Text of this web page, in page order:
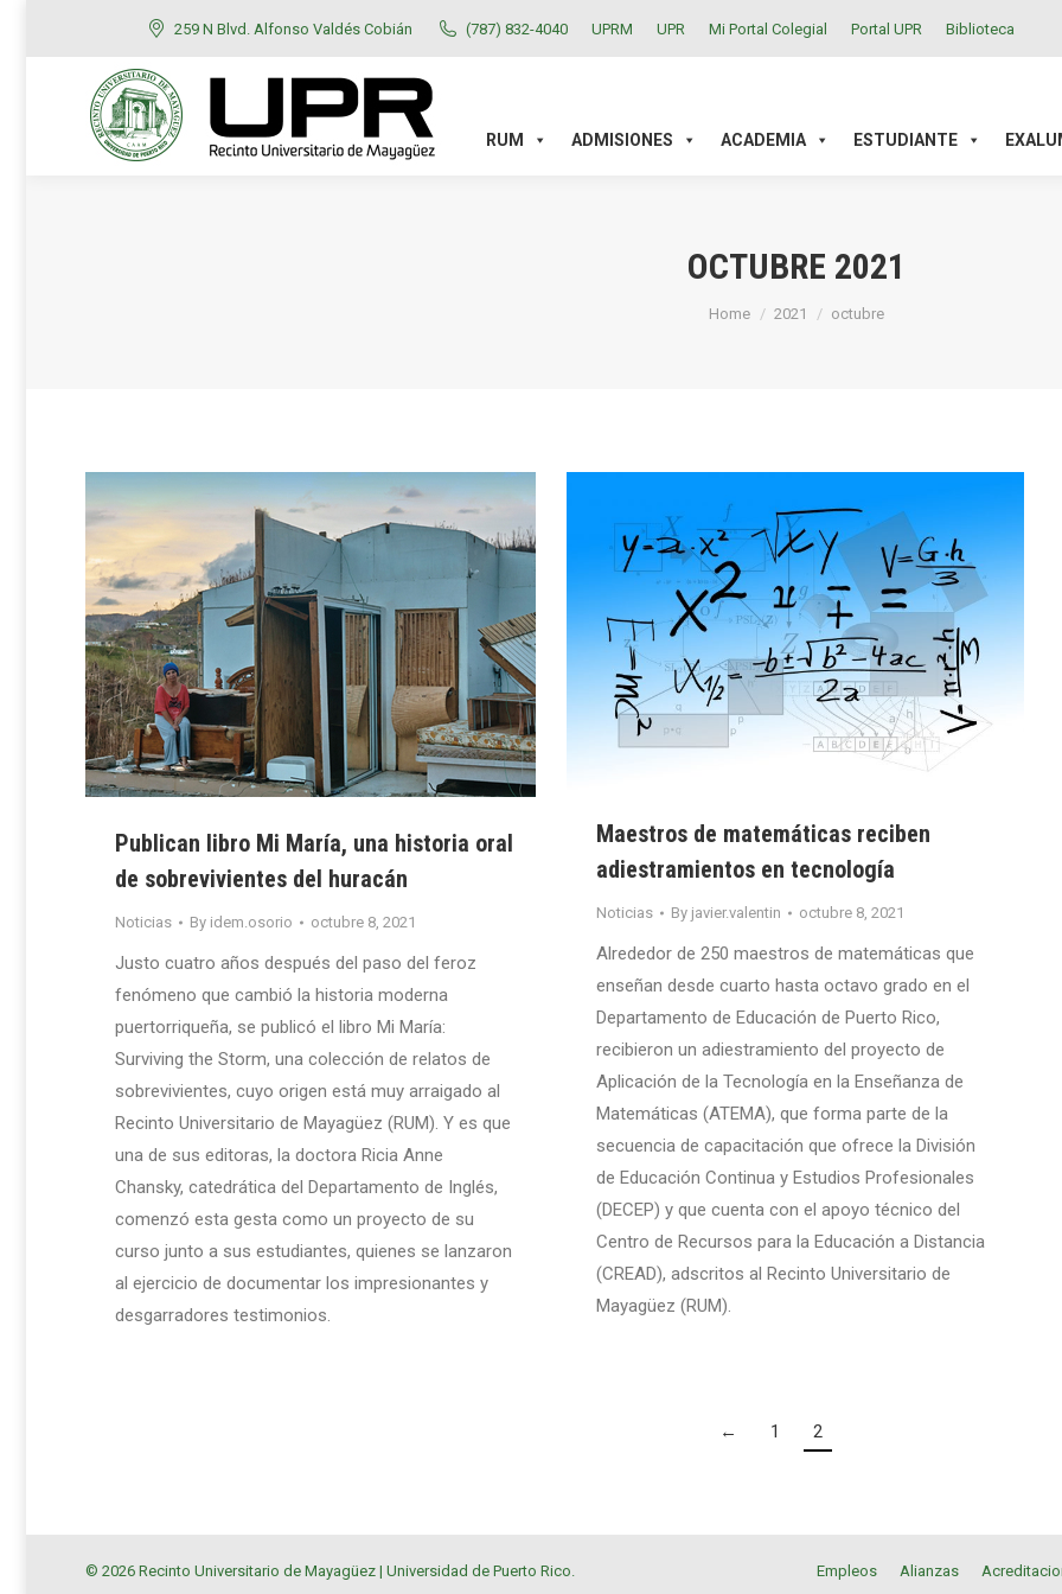
259 N Blvd. Alfonso Valdés Cobián (787) 832-4040 UPRM UPR Mi Portal Colegial Portal UPR Biblioteca
RUM ADMISIONES ACADEMIA ESTUDIANTE
OCTUBRE 2021
You are here:
Home 2021 octubre
Publican libro Mi María, una historia oral
de sobrevivientes del huracán
Noticias By idem.osorio octubre 8, 2021
Justo cuatro años después del paso del feroz
fenómeno que cambió la historia moderna
puertorriqueña, se publicó el libro Mi María:
Surviving the Storm, una colección de relatos de
sobrevivientes, cuyo origen está muy arraigado al
Recinto Universitario de Mayagüez (RUM). Y es que
una de sus editoras, la doctora Ricia Anne
Chansky, catedrática del Departamento de Inglés,
comenzó esta gesta como un proyecto de su
curso junto a sus estudiantes, quienes se lanzaron
al ejercicio de documentar los impresionantes y
desgarradores testimonios.
Maestros de matemáticas reciben
adiestramientos en tecnología
Noticias By javier.valentin octubre 8, 2021
Alrededor de 250 maestros de matemáticas que
enseñan desde cuarto hasta octavo grado en el
Departamento de Educación de Puerto Rico,
recibieron un adiestramiento del proyecto de
Aplicación de la Tecnología en la Enseñanza de
Matemáticas (ATEMA), que forma parte de la
secuencia de capacitación que ofrece la División
de Educación Continua y Estudios Profesionales
(DECEP) y que cuenta con el apoyo técnico del
Centro de Recursos para la Educación a Distancia
(CREAD), adscritos al Recinto Universitario de
Mayagüez (RUM).
← 1 2
© 2026 Recinto Universitario de Mayagüez | Universidad de Puerto Rico Empleos Alianzas
RUM ADMISIONES